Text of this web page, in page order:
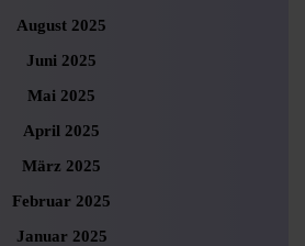
August 2025
Juni 2025
Mai 2025
April 2025
März 2025
Februar 2025
Januar 2025